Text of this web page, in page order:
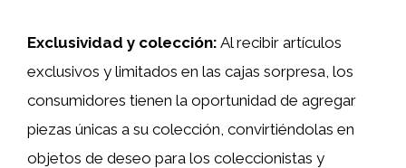
Exclusividad y colección: Al recibir artículos
exclusivos y limitados en las cajas sorpresa, los
consumidores tienen la oportunidad de agregar
piezas únicas a su colección, convirtiéndolas en
objetos de deseo para los coleccionistas y